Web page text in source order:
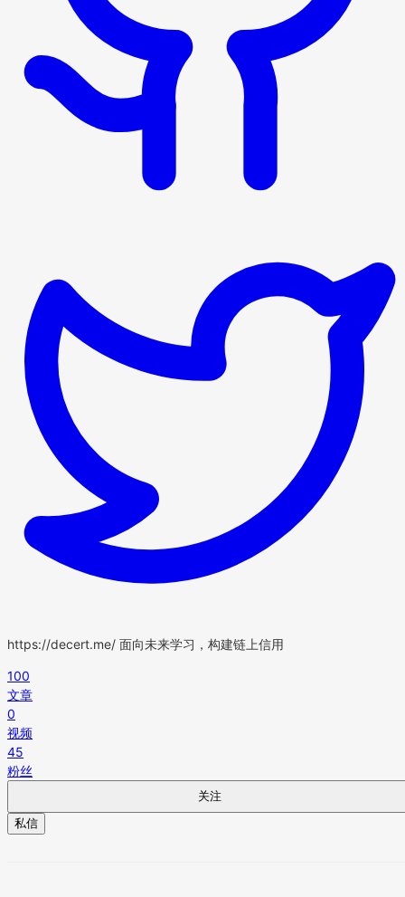
https://decert.me/ 面向未来学习，构建链上信用
100
文章
0
视频
45
粉丝
关注
私信